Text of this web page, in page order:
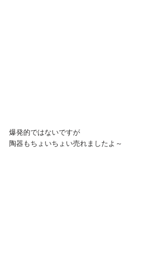
爆発的ではないですが
陶器もちょいちょい売れましたよ～